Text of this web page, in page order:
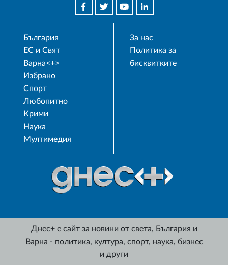
България
ЕС и Свят
Варна<+>
Избрано
Спорт
Любопитно
Крими
Наука
Мултимедия
За нас
Политика за
бисквитките
Днес+ е сайт за новини от света, България и
Варна - политика, култура, спорт, наука, бизнес
и други